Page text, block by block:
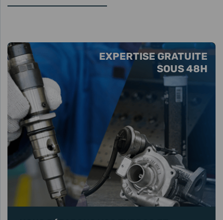
EXPERTISE GRATUITE
SOUS 48H